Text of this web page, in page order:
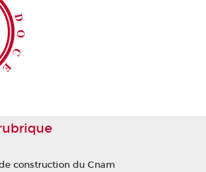
construction du Cnam